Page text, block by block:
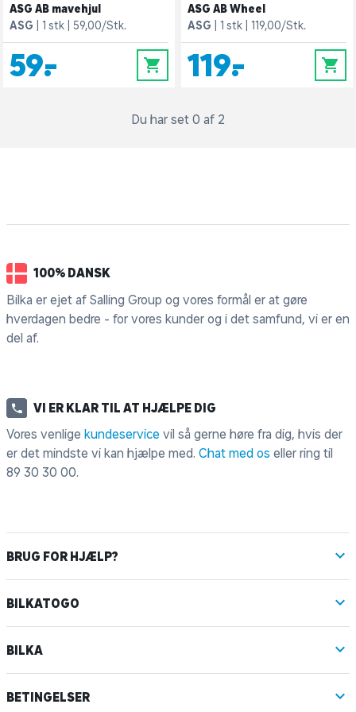
ASG AB mavehjul
ASG
1 stk 59,00/Stk.
59,- 0
ASG AB Wheel
ASG
1 stk 119,00/Stk.
119,- 0
Du har set 0 af 2
100% DANSK
Bilka er ejet af Salling Group og vores formål er at gøre
hverdagen bedre - for vores kunder og i det samfund, vi er en
del af.
VI ER KLAR TIL AT HJÆLPE DIG
Vores venlige kundeservice vil så gerne høre fra dig, hvis der
er det mindste vi kan hjælpe med. Chat med os eller ring til
89 30 30 00.
BRUG FOR HJÆLP?
BILKATOGO
BILKA
BETINGELSER